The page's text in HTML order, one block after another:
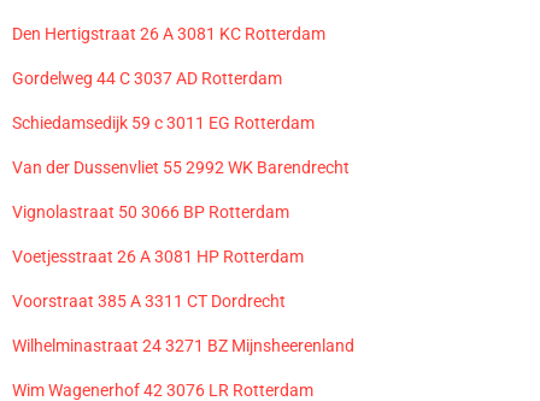
Den Hertigstraat 26 A 3081 KC Rotterdam
Gordelweg 44 C 3037 AD Rotterdam
Schiedamsedijk 59 c 3011 EG Rotterdam
Van der Dussenvliet 55 2992 WK Barendrecht
Vignolastraat 50 3066 BP Rotterdam
Voetjesstraat 26 A 3081 HP Rotterdam
Voorstraat 385 A 3311 CT Dordrecht
Wilhelminastraat 24 3271 BZ Mijnsheerenland
Wim Wagenerhof 42 3076 LR Rotterdam